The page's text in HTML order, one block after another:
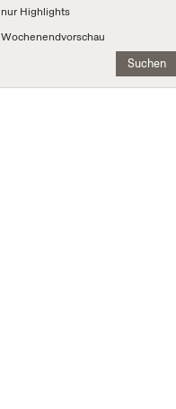
nur Highlights
Wochenendvorschau
Suchen